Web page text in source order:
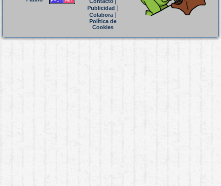
Publicidad
Colabora|
Política de
Cookies